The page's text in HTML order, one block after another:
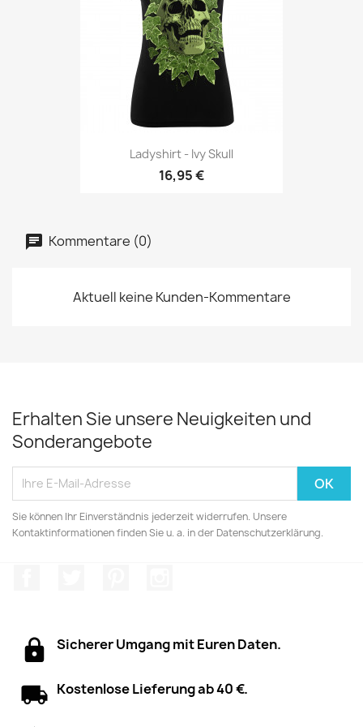
Ladyshirt - Ivy Skull
16,95 €
Kommentare (0)
Aktuell keine Kunden-Kommentare
Erhalten Sie unsere Neuigkeiten und
Sonderangebote
Sie können Ihr Einverständnis jederzeit widerrufen. Unsere
Kontaktinformationen finden Sie u. a. in der Datenschutzerklärung.
Sicherer Umgang mit Euren Daten.
Kostenlose Lieferung ab 40 €.